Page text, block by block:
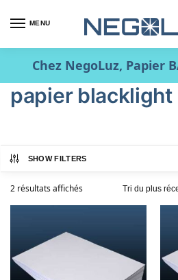
MENU
Chez NegoLuz, Papier
papier blacklight
SHOW FILTERS
2 résultats affichés